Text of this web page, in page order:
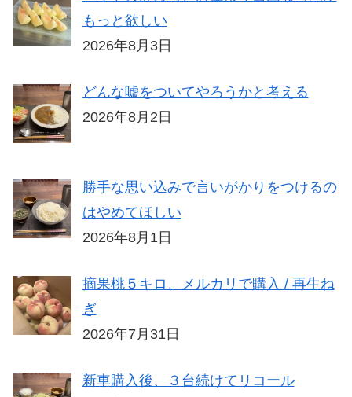
もっと欲しい
2026年8月3日
どんな嘘をついてやろうかと考える
2026年8月2日
勝手な思い込みで言いがかりをつけるの
はやめてほしい
2026年8月1日
摘果桃５キロ、メルカリで購入 / 再生ね
ぎ
2026年7月31日
新車購入後、３台続けてリコール